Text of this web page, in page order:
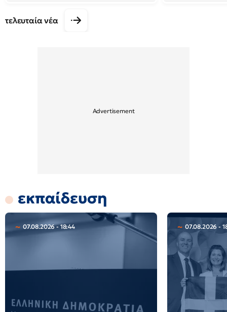
τελευταία νέα
εκπαίδευση
07.08.2026 - 18:44 07.08.2026 -